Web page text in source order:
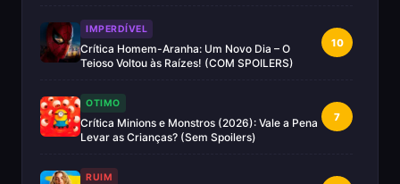
IMPERDÍVEL
Crítica Homem-Aranha: Um Novo Dia – O
Teioso Voltou às Raízes! (COM SPOILERS)
10
OTIMO
Crítica Minions e Monstros (2026): Vale a Pena
Levar as Crianças? (Sem Spoilers)
7
RUIM